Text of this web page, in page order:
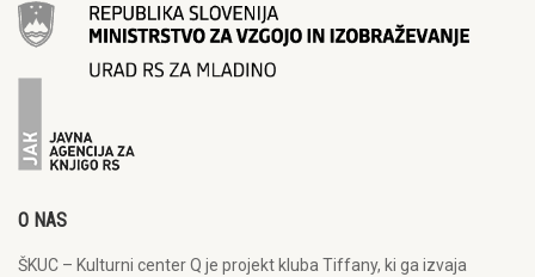
O NAS
ŠKUC – Kulturni center Q je projekt kluba Tiffany, ki ga izvaja